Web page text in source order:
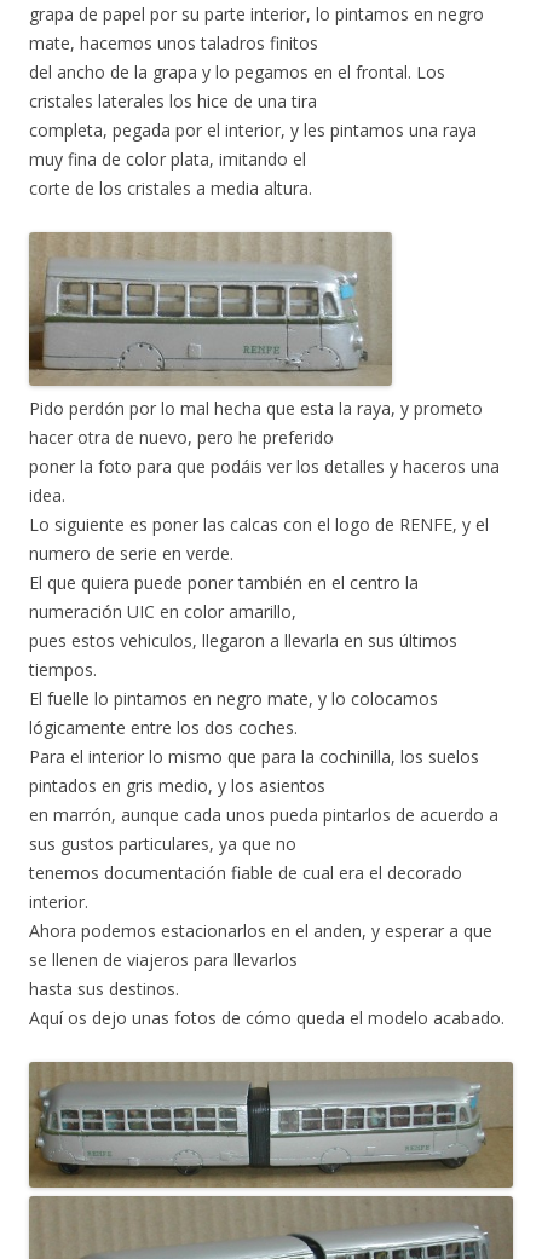
grapa de papel por su parte interior, lo pintamos en negro
mate, hacemos unos taladros finitos
del ancho de la grapa y lo pegamos en el frontal. Los
cristales laterales los hice de una tira
completa, pegada por el interior, y les pintamos una raya
muy fina de color plata, imitando el
corte de los cristales a media altura.
Pido perdón por lo mal hecha que esta la raya, y prometo
hacer otra de nuevo, pero he preferido
poner la foto para que podáis ver los detalles y haceros una
idea.
Lo siguiente es poner las calcas con el logo de RENFE, y el
numero de serie en verde.
El que quiera puede poner también en el centro la
numeración UIC en color amarillo,
pues estos vehiculos, llegaron a llevarla en sus últimos
tiempos.
El fuelle lo pintamos en negro mate, y lo colocamos
lógicamente entre los dos coches.
Para el interior lo mismo que para la cochinilla, los suelos
pintados en gris medio, y los asientos
en marrón, aunque cada unos pueda pintarlos de acuerdo a
sus gustos particulares, ya que no
tenemos documentación fiable de cual era el decorado
interior.
Ahora podemos estacionarlos en el anden, y esperar a que
se llenen de viajeros para llevarlos
hasta sus destinos.
Aquí os dejo unas fotos de cómo queda el modelo acabado.